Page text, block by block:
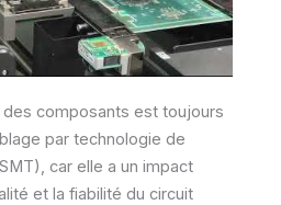
composants est toujours
par technologie de
car elle a un impact
et la fiabilité du circuit